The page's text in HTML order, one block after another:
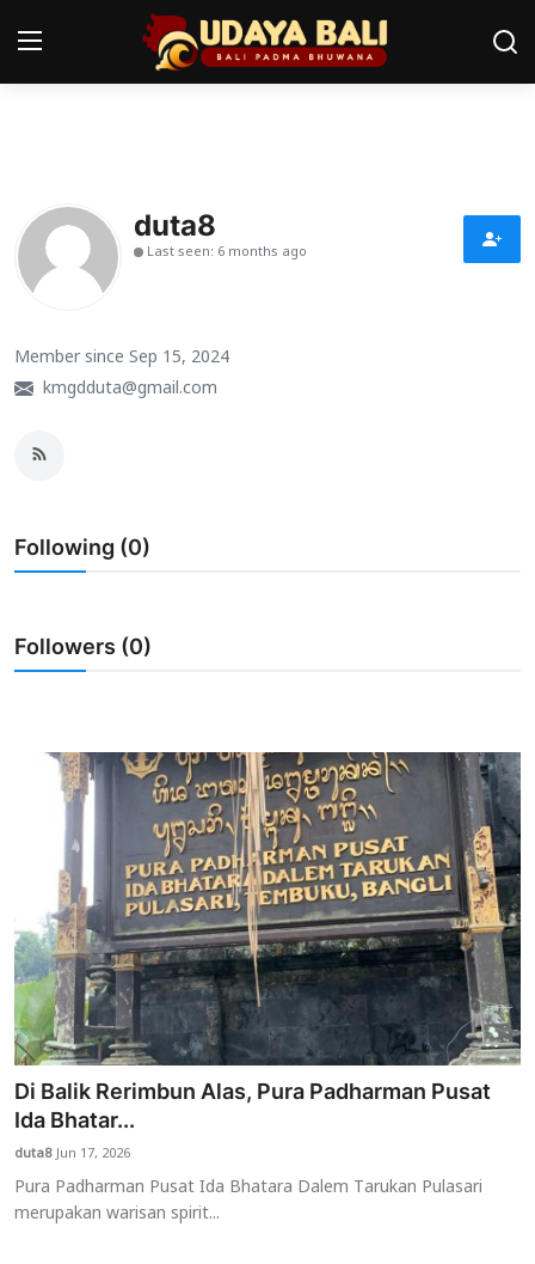
Pura
Desa Adat
Kearifan lokal
Seni
Usadha
Indonesia
duta8
Last seen: 6 months ago
Member since Sep 15, 2024
kmgdduta@gmail.com
Following (0)
Followers (0)
Di Balik Rerimbun Alas, Pura Padharman Pusat
Ida Bhatar...
duta8Jun 17, 2026
Pura Padharman Pusat Ida Bhatara Dalem Tarukan Pulasari
merupakan warisan spirit...